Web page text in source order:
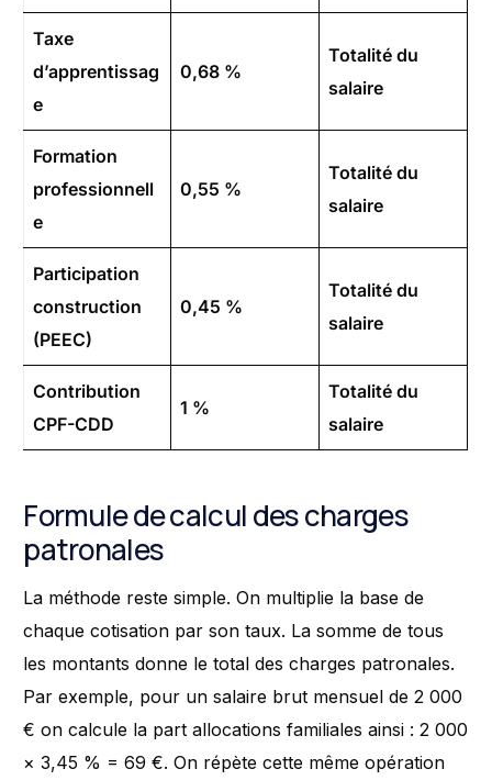
Taxe
d’apprentissag
e
0,68 %
Totalité du
salaire
Formation
professionnell
e
0,55 %
Totalité du
salaire
Participation
construction
(PEEC)
0,45 %
Totalité du
salaire
Contribution
CPF-CDD
1 %
Totalité du
salaire
Formule de calcul des charges
patronales
La méthode reste simple. On multiplie la base de
chaque cotisation par son taux. La somme de tous
les montants donne le total des charges patronales.
Par exemple, pour un salaire brut mensuel de 2 000
€ on calcule la part allocations familiales ainsi : 2 000
× 3,45 % = 69 €. On répète cette même opération